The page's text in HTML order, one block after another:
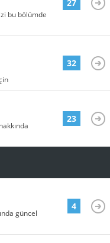
bu bölümde
27
32
23
güncel
4